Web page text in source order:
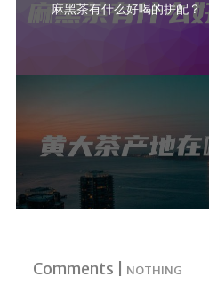
麻黑茶有什么好喝的拼配？
Comments | NOTHING